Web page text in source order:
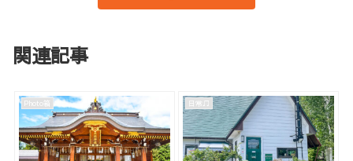
関連記事
Photo箱 日常♫